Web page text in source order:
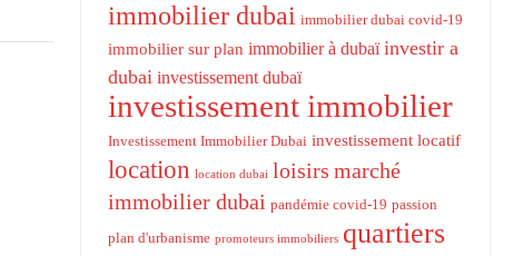
immobilier dubai immobilier dubai covid-19
immobilier sur plan immobilier à dubaï investir a
dubai investissement dubaï
investissement immobilier
Investissement Immobilier Dubai investissement locatif
location location dubai loisirs marché
immobilier dubai pandémie covid-19 passion
plan d'urbanisme promoteurs immobiliers quartiers